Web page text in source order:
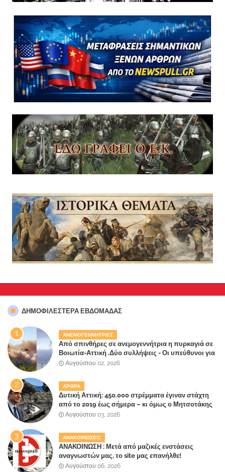
ΔΗΜΟΦΙΛΈΣΤΕΡΑ ΕΒΔΟΜΆΔΑΣ
ΑΝΕΜΟΓΕΝΝΗΤΡΙΕΣ
Από σπινθήρες σε ανεμογεννήτρια η πυρκαγιά σε
Βοιωτία-Αττική .Δύο συλλήψεις - Οι υπεύθυνοι για
την λάθος διαχείριση της κατάσβεσης θα
Αυγούστου 02, 2026
ΑΡΘΡΑ
Δυτική Αττική: 450.000 στρέμματα έγιναν στάχτη
από το 2019 έως σήμερα – κι όμως ο Μητσοτάκης
έλαβε 40% και 45% στις εκλογές του 2023,ενώ 50%
Αυγούστου 03, 2026
ΑΝΑΚΟΙΝΩΣΕΙΣ
ΑΝΑΚΟΙΝΩΣΗ : Μετά από μαζικές ενστάσεις
αναγνωστών μας, το site μας επανήλθε!
Αυγούστου 06, 2026